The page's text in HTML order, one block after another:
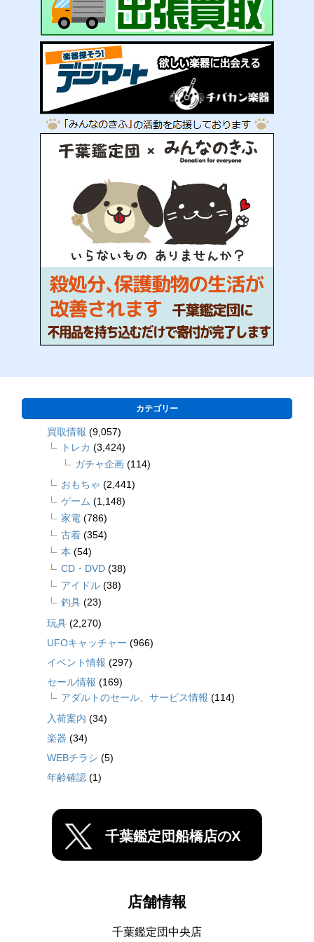
カテゴリー
買取情報 (9,057)
トレカ (3,424)
ガチャ企画 (114)
おもちゃ (2,441)
ゲーム (1,148)
家電 (786)
古着 (354)
本 (54)
CD・DVD (38)
アイドル (38)
釣具 (23)
玩具 (2,270)
UFOキャッチャー (966)
イベント情報 (297)
セール情報 (169)
アダルトのセール、サービス情報 (114)
入荷案内 (34)
楽器 (34)
WEBチラシ (5)
年齢確認 (1)
千葉鑑定団船橋店のX
店舗情報
千葉鑑定団中央店